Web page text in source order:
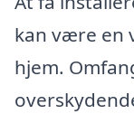
kan være en
hjem.